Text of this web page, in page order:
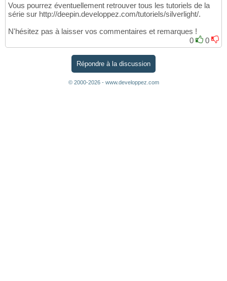
Vous pourrez éventuellement retrouver tous les tutoriels de la
série sur http://deepin.developpez.com/tutoriels/silverlight/.
N'hésitez pas à laisser vos commentaires et remarques !
0
0
Répondre à la discussion
© 2000-2026 - www.developpez.com